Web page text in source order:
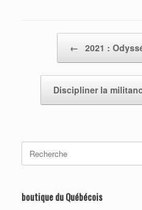
← 2021 :
Discipliner la
Search
for:
boutique du Québécois